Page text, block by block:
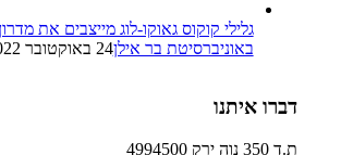
גלילי קוקוס גאוקו-לוג מייצבים את
באוניברסיטת בר אילן24 באוקטובר 2022 - 10:33
דברו איתנו
ת.ד 350 נוה ירק 4994500